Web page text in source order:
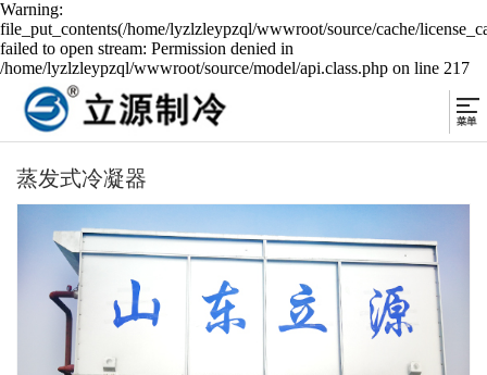
Warning:
file_put_contents(/home/lyzlzleypzql/wwwroot/source/cache/
failed to open stream: Permission denied in
/home/lyzlzleypzql/wwwroot/source/model/api.class.php on line 217
蒸发式冷凝器